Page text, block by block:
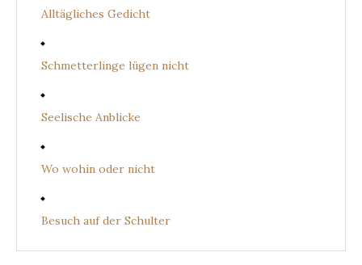
Alltägliches Gedicht
Schmetterlinge lügen nicht
Seelische Anblicke
Wo wohin oder nicht
Besuch auf der Schulter